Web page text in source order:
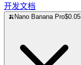
开发文档
🍌 Nano Banana Pro$0.05